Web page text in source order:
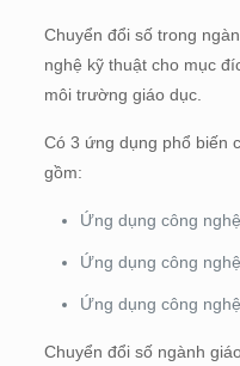
Chuyển đổi số trong
nghệ kỹ thuật cho mục
môi trường giáo dục.
Có 3 ứng dụng phổ biến
gồm:
Ứng dụng công
Ứng dụng công
Ứng dụng công
Chuyển đổi số ngành